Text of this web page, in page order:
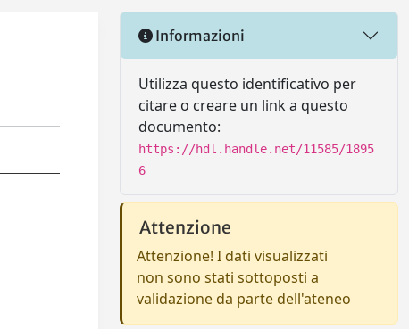
Informazioni
Utilizza questo identificativo per
citare o creare un link a questo
documento:
https://hdl.handle.net/11585/1895
6
Attenzione
Attenzione! I dati visualizzati
non sono stati sottoposti a
validazione da parte dell'ateneo